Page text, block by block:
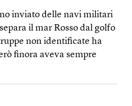
inviato delle navi militari
il mar Rosso dal golfo
non identificate ha
finora aveva sempre